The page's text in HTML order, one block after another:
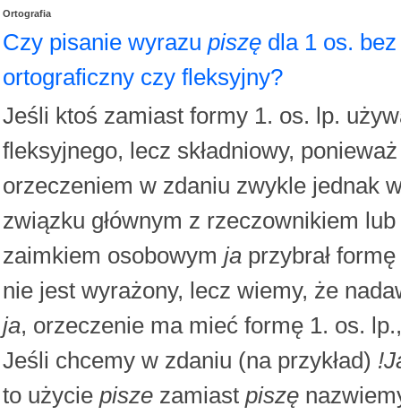
Ortografia
Czy pisanie wyrazu piszę dla 1 os.
ortograficzny czy fleksyjny?
Jeśli ktoś zamiast formy 1. os. lp.
fleksyjnego, lecz składniowy,
orzeczeniem w zdaniu zwykle jednak
związku głównym z rzeczownikiem
zaimkiem osobowym ja przybrał
nie jest wyrażony, lecz wiemy, że
ja, orzeczenie ma mieć formę 1. os.
Jeśli chcemy w zdaniu (na przykład)
to użycie pisze zamiast piszę